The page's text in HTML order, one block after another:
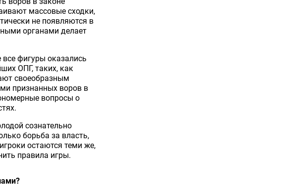
массовые сходки,
не появляются в
органами делает
фигуры оказались
ОПГ, таких, как
своеобразным
признанных воров в
вопросы о
сознательно
борьба за власть,
остаются теми же,
правила игры.